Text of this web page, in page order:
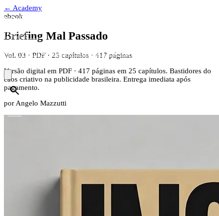
HOUSE
INÍCIO
PORTFÓLIOCOMUNIDADE BLOGCONTATO
search
← Academy
ebook
Briefing Mal Passado
Vol. 03 · PDF · 25 capítulos · 417 páginas
Versão digital em PDF · 417 páginas em 25 capítulos. Bastidores do
caos criativo na publicidade brasileira. Entrega imediata após
pagamento.
porAngelo Mazzutti